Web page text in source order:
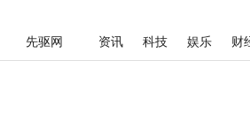
先驱网 资讯 科技 娱乐 财